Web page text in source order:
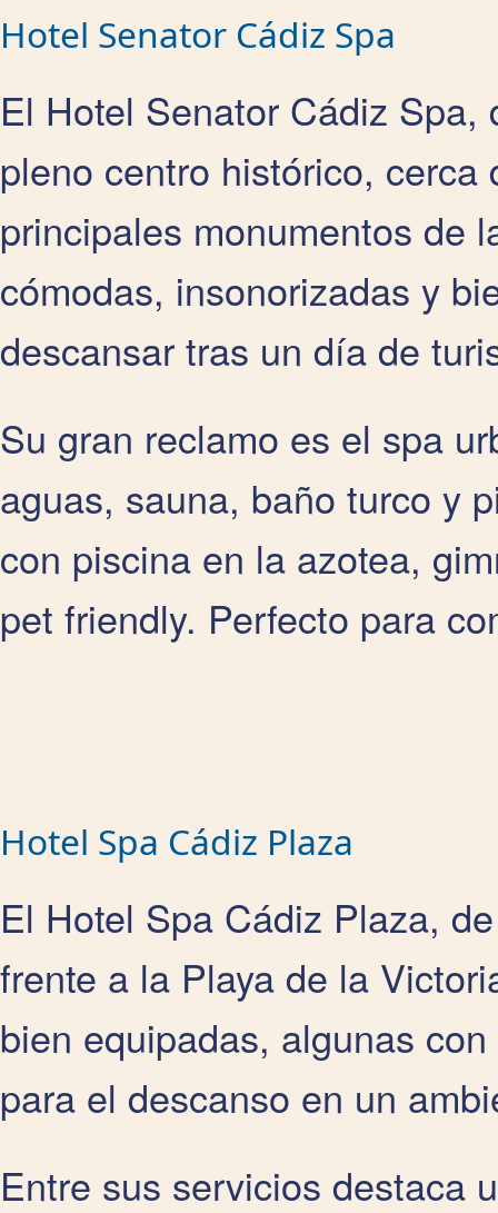
Hotel Senator Cádiz Spa
El Hotel Senator Cádiz
pleno centro histórico,
principales monumentos de
cómodas, insonorizadas y
descansar tras un día de
Su gran reclamo es el spa
aguas, sauna, baño turco y
con piscina en la azotea,
pet friendly. Perfecto para
Hotel Spa Cádiz Plaza
El Hotel Spa Cádiz Plaza,
frente a la Playa de la
bien equipadas, algunas
para el descanso en un
Entre sus servicios destaca